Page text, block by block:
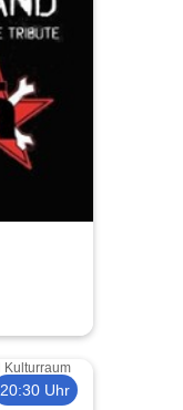
20:30 Uhr